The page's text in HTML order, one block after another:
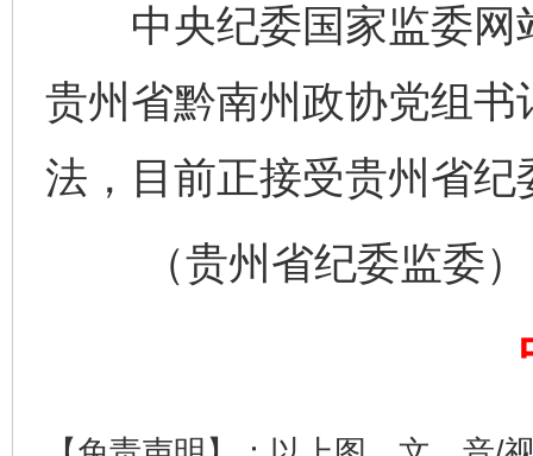
中央纪委国家监委网
贵州省黔南州政协党组
法，目前正接受贵州省
（贵州省纪委监委）
一纸欠